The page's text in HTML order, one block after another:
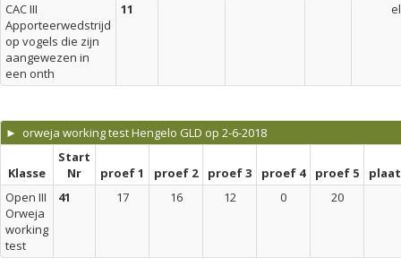
CAC III
Apporteerwedstrijd
op vogels die zijn
aangewezen in
een onth
11 el
► orweja working test Hengelo GLD op 2-6-2018
Klasse
Start
Nr
proef 1 proef 2 proef 3 proef 4 proef 5
Open III
Orweja
working
test
41 17 16 12 0 20